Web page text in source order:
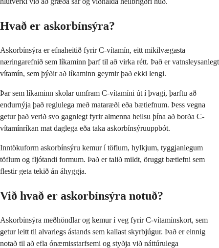
Hvað er askorbínsýra?
Askorbínsýra er efnaheitið fyrir C-vítamín, eitt mikilvægasta
næringarefnið sem líkaminn þarf til að virka rétt. Það er vatnsleysanlegt
vítamín, sem þýðir að líkaminn geymir það ekki lengi.
Þar sem líkaminn skolar umfram C-vítamíni út í þvagi, þarftu að
endurnýja það reglulega með mataræði eða bætiefnum. Þess vegna
getur það verið svo gagnlegt fyrir almenna heilsu þína að borða C-
vítamínríkan mat daglega eða taka askorbínsýruuppbót.
Inntökuform askorbínsýru kemur í töflum, hylkjum, tyggjanlegum
töflum og fljótandi formum. Það er talið mildt, öruggt bætiefni sem
flestir geta tekið án áhyggja.
Við hvað er askorbínsýra notuð?
Askorbínsýra meðhöndlar og kemur í veg fyrir C-vítamínskort, sem
getur leitt til alvarlegs ástands sem kallast skyrbjúgur. Það er einnig
notað til að efla ónæmisstarfsemi og styðja við náttúrulega